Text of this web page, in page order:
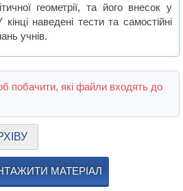
геометрії, та його внесок у
наведені тести та самостійні
учнів.
побачити, які файли входять до
МАТЕРІАЛ